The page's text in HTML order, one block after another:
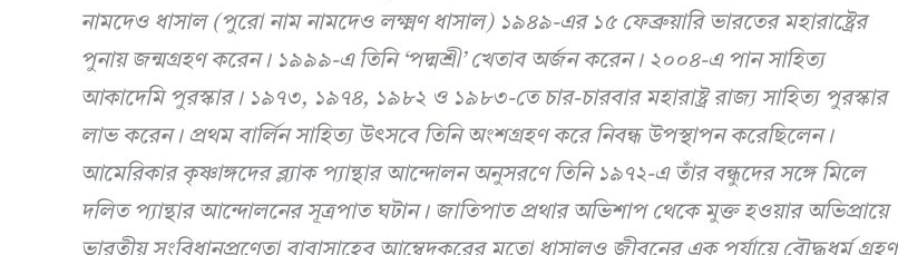
নামদেও ধাসাল (পুরো নাম নামদেও লক্ষ্মণ ধাসাল) ১৯৪৯-এর ১৫ ফেব্রুয়ারি ভারতের মহারাষ্ট্রের
পুনায় জন্মগ্রহণ করেন। ১৯৯৯-এ তিনি ‘পদ্মশ্রী’ খেতাব অর্জন করেন। ২০০৪-এ পান সাহিত্য
আকাদেমি পুরস্কার। ১৯৭৩, ১৯৭৪, ১৯৮২ ও ১৯৮৩-তে চার-চারবার মহারাষ্ট্র রাজ্য সাহিত্য পুরস্কার
লাভ করেন। প্রথম বার্লিন সাহিত্য উৎসবে তিনি অংশগ্রহণ করে নিবন্ধ উপস্থাপন করেছিলেন।
আমেরিকার কৃষ্ণাঙ্গদের ব্ল্যাক প্যান্থার আন্দোলন অনুসরণে তিনি ১৯৭২-এ তাঁর বন্ধুদের সঙ্গে মিলে
দলিত প্যান্থার আন্দোলনের সূত্রপাত ঘটান। জাতিপাত প্রথার অভিশাপ থেকে মুক্ত হওয়ার অভিপ্রায়ে
ভারতীয় সংবিধানপ্রণেতা বাবাসাহেব আম্বেদকরের মতো ধাসালও জীবনের এক পর্যায়ে বৌদ্ধধর্ম গ্রহণ